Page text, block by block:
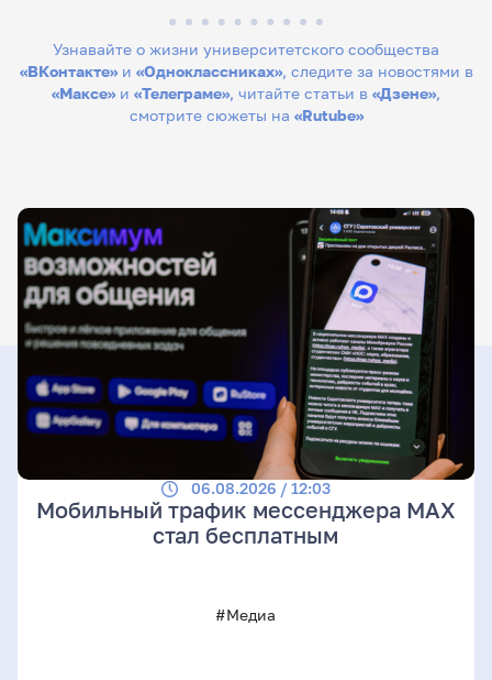
Узнавайте о жизни университетского сообщества
«ВКонтакте»и «Одноклассниках», следите за новостями в
«Максе» и «Телеграме», читайте статьи в «Дзене»,
смотрите сюжеты на «Rutube»
06.08.2026 / 12:03
Мобильный трафик мессенджера MAX
стал бесплатным
#Медиа